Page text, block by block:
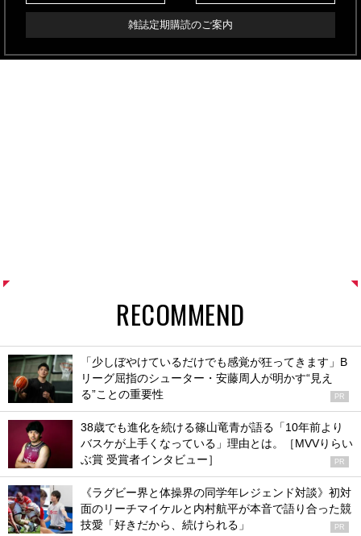
雑誌定期購読のご案内
RECOMMEND
「少しぼやけているだけでも感覚が狂ってきます」B
リーグ屈指のシューター・安藤周人が明かす“見え
る”ことの重要性
PR
38歳でも進化を続ける篠山竜青が語る「10年前より
バスケが上手くなっている」理由とは。［MVVりらい
ぶ賞 受賞者インタビュー］
PR
《ラグビー界と体操界の同学年レジェンド対談》初対
面のリーチマイケルと内村航平が本音で語り合った競
技愛「好きだから、続けられる」
PR